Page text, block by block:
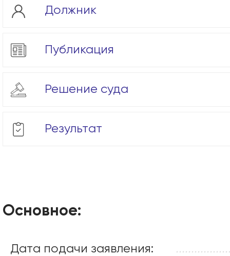
Должник
Публикация
Решение суда
Результат
Основное:
Дата подачи заявления: